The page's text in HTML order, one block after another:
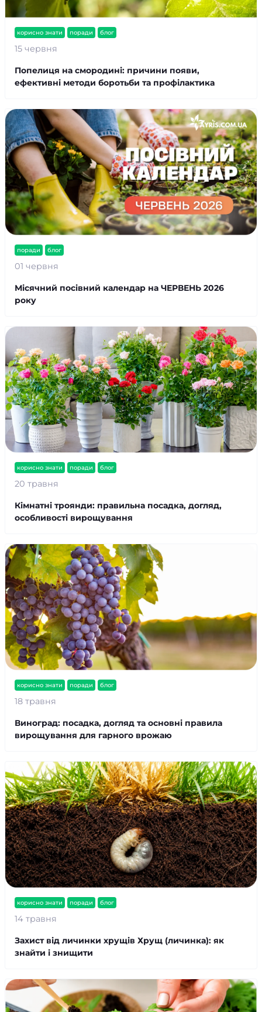
корисно знати поради блог
15 червня
Попелиця на смородині: причини появи,
ефективні методи боротьби та профілактика
поради блог
01 червня
Місячний посівний календар на ЧЕРВЕНЬ 2026
року
корисно знати поради блог
20 травня
Кімнатні троянди: правильна посадка, догляд,
особливості вирощування
корисно знати поради блог
18 травня
Виноград: посадка, догляд та основні правила
вирощування для гарного врожаю
корисно знати поради блог
14 травня
Захист від личинки хрущів Хрущ (личинка): як
знайти і знищити